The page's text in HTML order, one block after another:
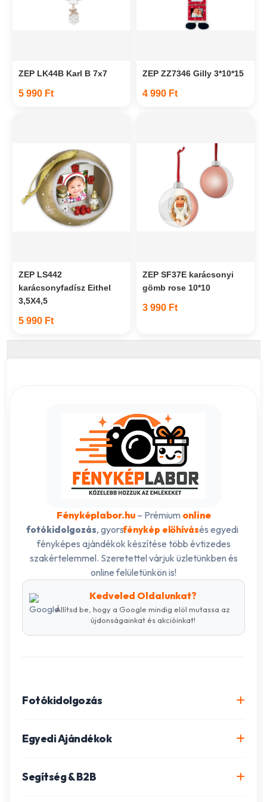
ZEP LK44B Karl B 7x7
5 990 Ft
ZEP ZZ7346 Gilly 3*10*15
4 990 Ft
ZEP LS442
karácsonyfadísz Eithel
3,5X4,5
5 990 Ft
ZEP SF37E karácsonyi
gömb rose 10*10
3 990 Ft
Fényképlabor.hu– Prémium online
fotókidolgozás, gyorsfénykép előhívásés egyedi
fényképes ajándékok készítése több évtizedes
szakértelemmel. Szeretettel várjuk üzletünkben és
online felületünkön is!
Kedveled Oldalunkat?
Állítsd be, hogy a Google mindig elöl mutassa az
újdonságainkat és akcióinkat!
Fotókidolgozás
Igazolványkép készítés
Egyedi Ajándékok
Segítség & B2B